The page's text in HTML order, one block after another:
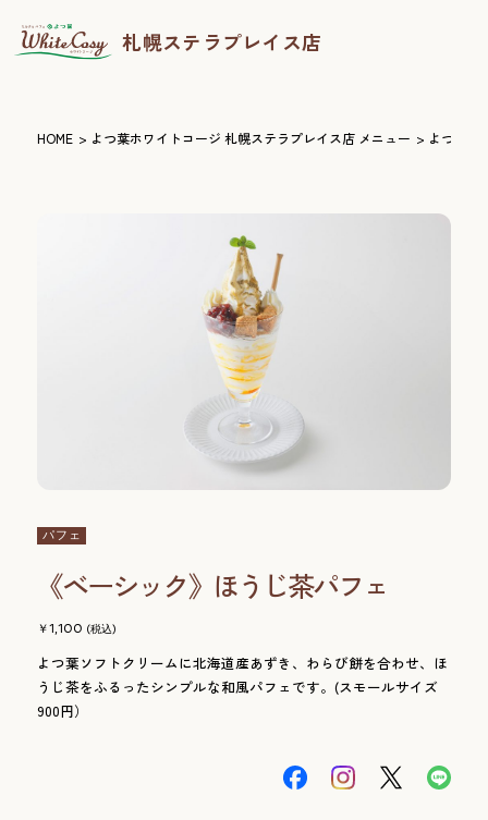
札幌ステラプレイス店
HOME よつ葉ホワイトコージ 札幌ステラプレイス店 メニュー よつ葉ホ
パフェ
《ベーシック》ほうじ茶パフェ
1,100
よつ葉ソフトクリームに北海道産あずき、わらび餅を合わせ、ほ
うじ茶をふるったシンプルな和風パフェです。(スモールサイズ
900円）